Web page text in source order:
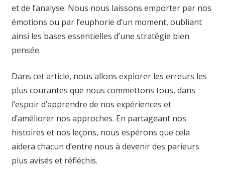
et de l’analyse. Nous nous laissons emporter par nos
émotions ou par l’euphorie d’un moment, oubliant
ainsi les bases essentielles d’une stratégie bien
pensée.
Dans cet article, nous allons explorer les erreurs les
plus courantes que nous commettons tous, dans
l’espoir d’apprendre de nos expériences et
d’améliorer nos approches. En partageant nos
histoires et nos leçons, nous espérons que cela
aidera chacun d’entre nous à devenir des parieurs
plus avisés et réfléchis.